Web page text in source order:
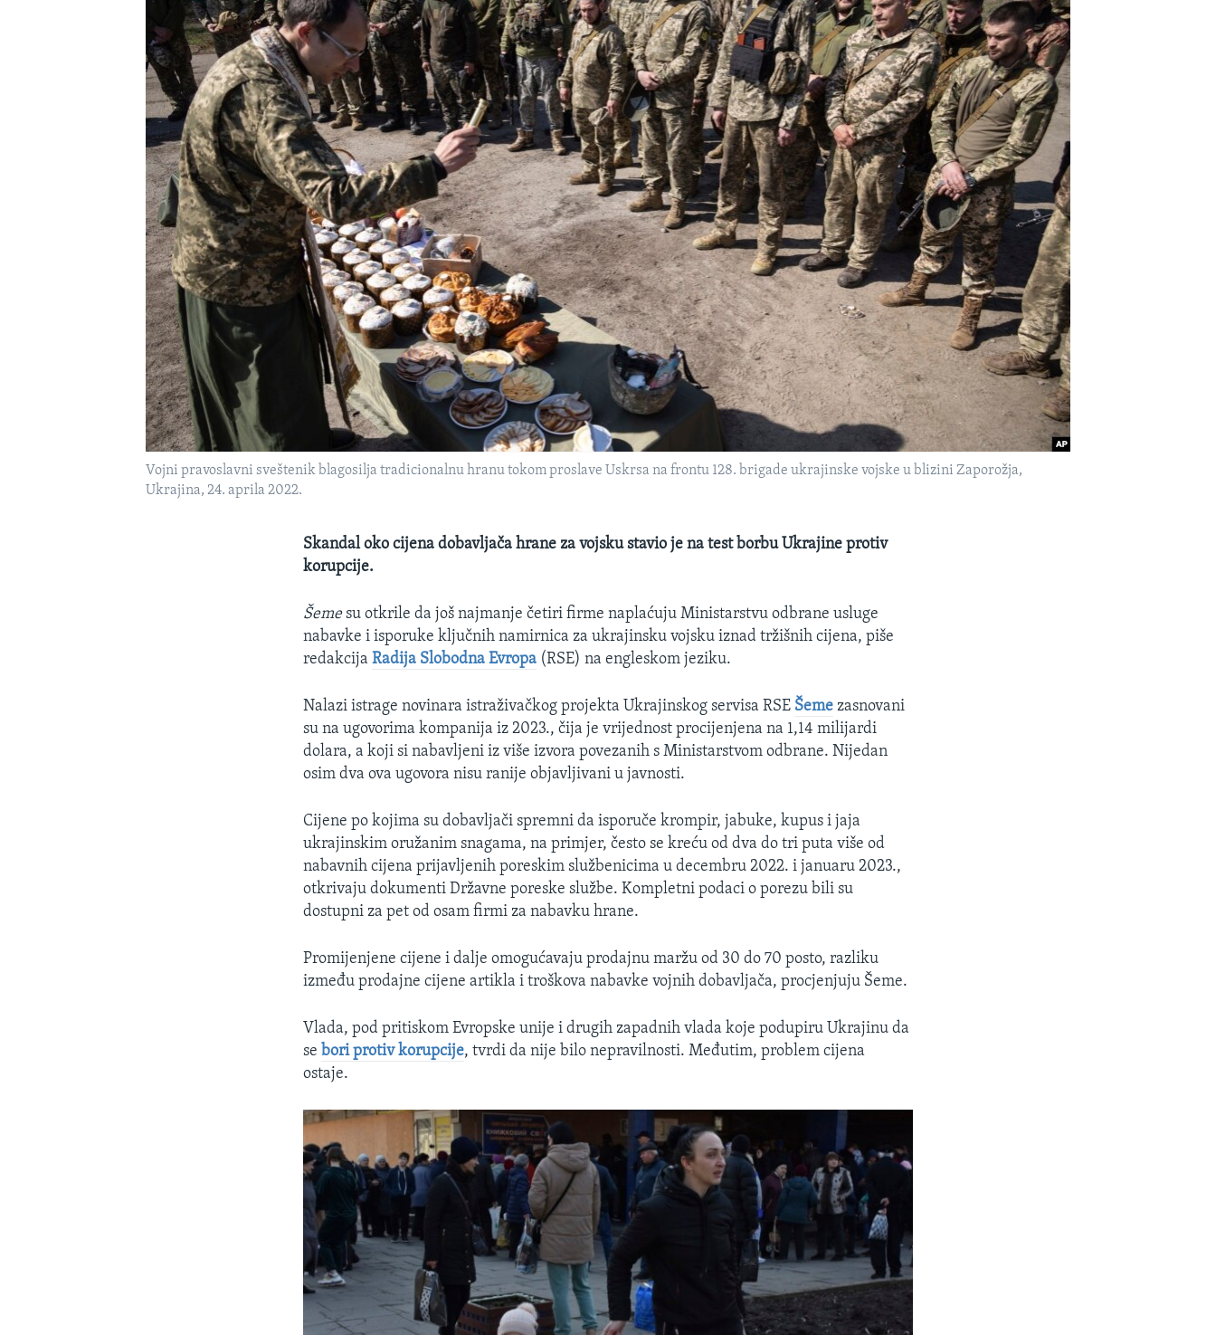
Vojni pravoslavni sveštenik blagosilja tradicionalnu hranu tokom proslave Uskrsa na frontu 128. brigade ukrajinske vojske u blizini Zaporožja,
Ukrajina, 24. aprila 2022.
Skandal oko cijena dobavljača hrane za vojsku stavio je na test borbu Ukrajine protiv
korupcije.
Šemesu otkrile da još najmanje četiri firme naplaćuju Ministarstvu odbrane usluge
nabavke i isporuke ključnih namirnica za ukrajinsku vojsku iznad tržišnih cijena, piše
redakcijaRadija Slobodna Evropa (RSE) na engleskom jeziku.
Nalazi istrage novinara istraživačkog projekta Ukrajinskog servisa RSE Šeme zasnovani
su na ugovorima kompanija iz 2023., čija je vrijednost procijenjena na 1,14 milijardi
dolara, a koji si nabavljeni iz više izvora povezanih s Ministarstvom odbrane. Nijedan
osim dva ova ugovora nisu ranije objavljivani u javnosti.
Cijene po kojima su dobavljači spremni da isporuče krompir, jabuke, kupus i jaja
ukrajinskim oružanim snagama, na primjer, često se kreću od dva do tri puta više od
nabavnih cijena prijavljenih poreskim službenicima u decembru 2022. i januaru 2023.,
otkrivaju dokumenti Državne poreske službe. Kompletni podaci o porezu bili su
dostupni za pet od osam firmi za nabavku hrane.
Promijenjene cijene i dalje omogućavaju prodajnu maržu od 30 do 70 posto, razliku
između prodajne cijene artikla i troškova nabavke vojnih dobavljača, procjenjuju Šeme.
Vlada, pod pritiskom Evropske unije i drugih zapadnih vlada koje podupiru Ukrajinu da
se bori protiv korupcije, tvrdi da nije bilo nepravilnosti. Međutim, problem cijena
ostaje.